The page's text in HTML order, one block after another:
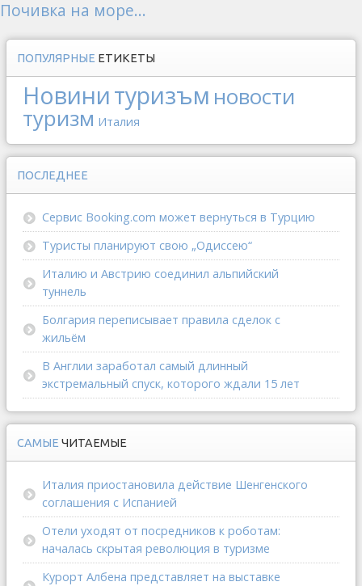
Почивка на море...
ПОПУЛЯРНЫЕ ЕТИКЕТЫ
Новинитуризъм новости
туризм Италия
ПОСЛЕДНЕЕ
Сервис Booking.com может вернуться в Турцию
Туристы планируют свою „Одиссею“
Италию и Австрию соединил альпийский
туннель
Болгария переписывает правила сделок с
жильём
В Англии заработал самый длинный
экстремальный спуск, которого ждали 15 лет
САМЫЕ ЧИТАЕМЫЕ
Италия приостановила действие Шенгенского
соглашения с Испанией
Отели уходят от посредников к роботам:
началась скрытая революция в туризме
Курорт Албена представляет на выставке